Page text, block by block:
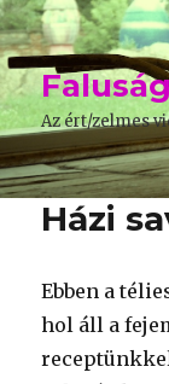
Az ért/zelmes
Házi
Ebben a
hol áll a